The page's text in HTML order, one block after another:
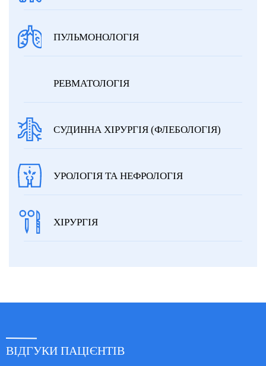
ПУЛЬМОНОЛОГІЯ
РЕВМАТОЛОГІЯ
СУДИННА ХІРУРГІЯ (ФЛЕБОЛОГІЯ)
УРОЛОГІЯ ТА НЕФРОЛОГІЯ
ХІРУРГІЯ
ВІДГУКИ ПАЦІЄНТІВ